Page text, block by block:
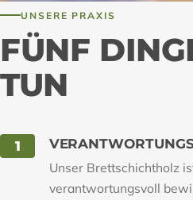
UNSERE PRAXIS
FÜNF
TUN
1
Unser Brettschichtholz
verantwortungsvoll